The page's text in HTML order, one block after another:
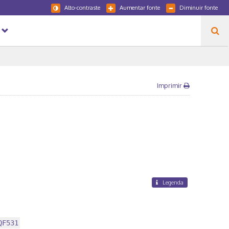
Diminuir fonte
Aumentar fonte
Alto-contraste
Imprimir
Legenda